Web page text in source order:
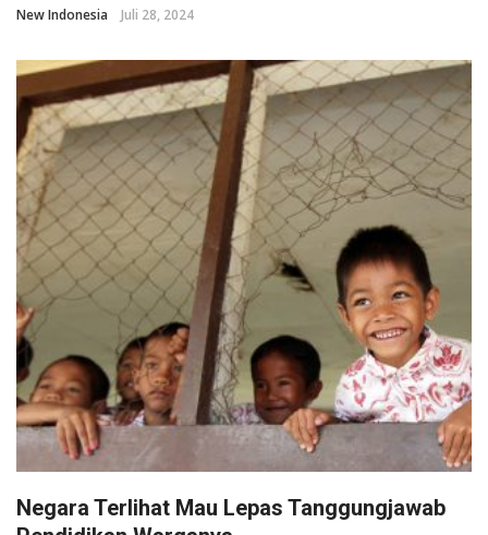
New Indonesia Juli 28, 2024
Negara Terlihat Mau Lepas Tanggungjawab